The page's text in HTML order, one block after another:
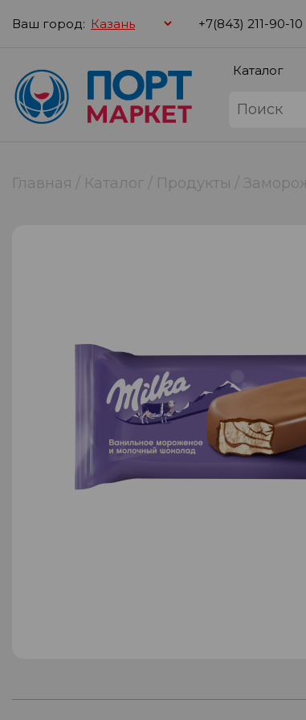
Ваш город: +7(843) 211-90-10
Каталог
Главная Каталог Продукты